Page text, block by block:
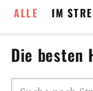
ALLE IM
Die besten